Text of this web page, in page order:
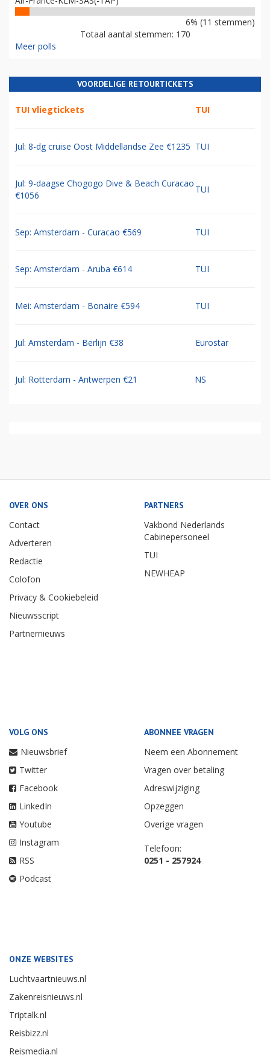
6% (11 stemmen)
Totaal aantal stemmen: 170
Meer polls
VOORDELIGE RETOURTICKETS
TUI vliegtickets TUI
Jul: 8-dg cruise Oost Middellandse Zee €1235 TUI
Jul: 9-daagse Chogogo Dive & Beach Curacao
€1056
TUI
Sep: Amsterdam - Curacao €569 TUI
Sep: Amsterdam - Aruba €614 TUI
Mei: Amsterdam - Bonaire €594 TUI
Jul: Amsterdam - Berlijn €38 Eurostar
Jul: Rotterdam - Antwerpen €21 NS
OVER ONS
Contact
Adverteren
Redactie
Colofon
Privacy & Cookiebeleid
Nieuwsscript
Partnernieuws
PARTNERS
Vakbond Nederlands
Cabinepersoneel
TUI
NEWHEAP
VOLG ONS
Nieuwsbrief
Twitter
Facebook
LinkedIn
Youtube
Instagram
RSS
Podcast
ABONNEE VRAGEN
Neem een Abonnement
Vragen over betaling
Adreswijziging
Opzeggen
Overige vragen
Telefoon:
0251 - 257924
ONZE WEBSITES
Luchtvaartnieuws.nl
Zakenreisnieuws.nl
Triptalk.nl
Reisbizz.nl
Reismedia.nl